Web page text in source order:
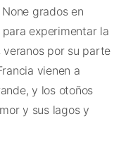
grados en
experimentar la
veranos por su parte
vienen a
y los otoños
y sus lagos y